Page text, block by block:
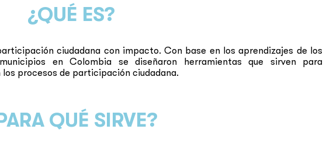
¿QUÉ ES?
ciudadana con impacto. Con base en los aprendizajes de los
en Colombia se diseñaron herramientas que sirven para
procesos de participación ciudadana.
QUÉ SIRVE?